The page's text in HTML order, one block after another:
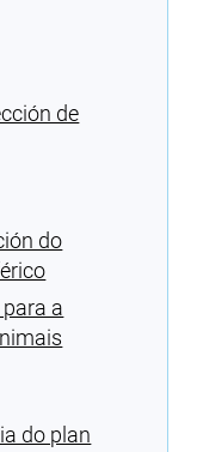
de
do
a
do plan